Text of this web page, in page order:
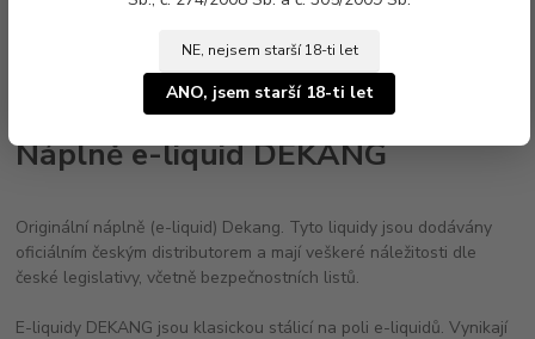
NE, nejsem starší 18-ti let
ANO, jsem starší 18-ti let
Náplně e-liquid DEKANG
Originální náplně (e-liquid) Dekang. Tyto liquidy jsou dodávány
oficiálním českým distributorem a mají veškeré náležitosti dle
české legislativy, včetně bezpečnostních listů.
E-liquidy DEKANG jsou klasickou stálicí na poli e-liquidů. Vynikají